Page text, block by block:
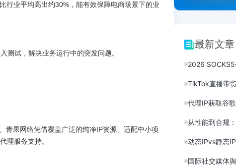
行业平均高出约30%，能有效保障电商场景下的业
测试，解决业务运行中的突发问题。
青果网络凭借覆盖广泛的纯净IP资源、适配中小项
理服务支持。
最新文章
动态IPvs静态